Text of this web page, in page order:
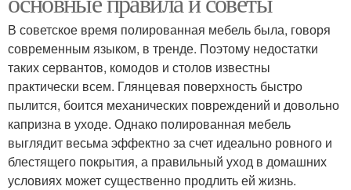
В советское время полированная мебель была, говоря
современным языком, в тренде. Поэтому недостатки
таких сервантов, комодов и столов известны
практически всем. Глянцевая поверхность быстро
пылится, боится механических повреждений и довольно
капризна в уходе. Однако полированная мебель
выглядит весьма эффектно за счет идеально ровного и
блестящего покрытия, а правильный уход в домашних
условиях может существенно продлить ей жизнь.